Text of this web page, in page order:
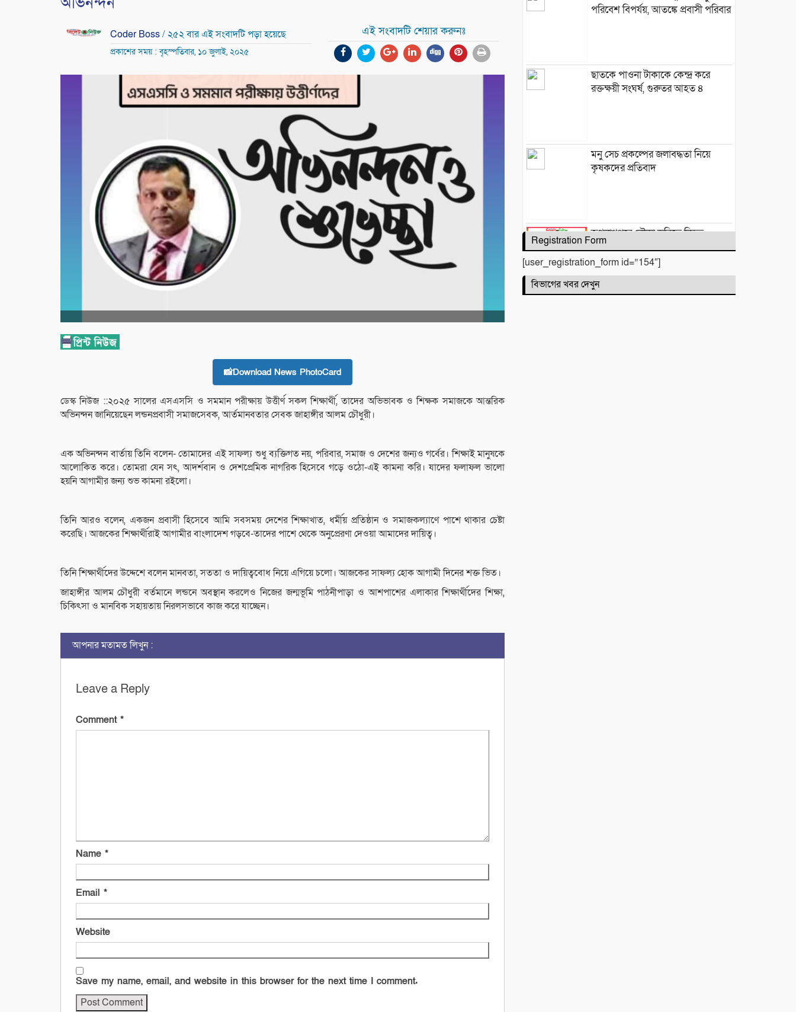
Coder Boss/ ২৫২ বার এই সংবাদটি পড়া হয়েছে
প্রকাশের সময় : বৃহস্পতিবার, ১০ জুলাই, ২০২৫
এই সংবাদটি শেয়ার করুনঃ
📸Download News PhotoCard
ডেস্ক নিউজ ::২০২৫ সালের এসএসসি ও সমমান পরীক্ষায় উত্তীর্ণ সকল শিক্ষার্থী, তাদের অভিভাবক ও শিক্ষক সমাজকে আন্তরিক
অভিনন্দন জানিয়েছেন লন্ডনপ্রবাসী সমাজসেবক, আর্তমানবতার সেবক জাহাঙ্গীর আলম চৌধুরী।
এক অভিনন্দন বার্তায় তিনি বলেন- তোমাদের এই সাফল্য শুধু ব্যক্তিগত নয়, পরিবার, সমাজ ও দেশের জন্যও গর্বের। শিক্ষাই মানুষকে
আলোকিত করে। তোমরা যেন সৎ, আদর্শবান ও দেশপ্রেমিক নাগরিক হিসেবে গড়ে ওঠো-এই কামনা করি। যাদের ফলাফল ভালো
হয়নি আগামীর জন্য শুভ কামনা রইলো।
তিনি আরও বলেন, একজন প্রবাসী হিসেবে আমি সবসময় দেশের শিক্ষাখাত, ধর্মীয় প্রতিষ্ঠান ও সমাজকল্যাণে পাশে থাকার চেষ্টা
করেছি। আজকের শিক্ষার্থীরাই আগামীর বাংলাদেশ গড়বে-তাদের পাশে থেকে অনুপ্রেরণা দেওয়া আমাদের দায়িত্ব।
তিনি শিক্ষার্থীদের উদ্দেশে বলেন মানবতা, সততা ও দায়িত্ববোধ নিয়ে এগিয়ে চলো। আজকের সাফল্য হোক আগামী দিনের শক্ত ভিত।
জাহাঙ্গীর আলম চৌধুরী বর্তমানে লন্ডনে অবস্থান করলেও নিজের জন্মভূমি পাঠনীপাড়া ও আশপাশের এলাকার শিক্ষার্থীদের শিক্ষা,
চিকিৎসা ও মানবিক সহায়তায় নিরলসভাবে কাজ করে যাচ্ছেন।
আপনার মতামত লিখুন :
Leave a Reply
Comment *
Name *
Email *
Website
Save my name, email, and website in this browser for the next time I comment.
পরিবেশ বিপর্যয়, আতঙ্কে প্রবাসী পরিবার
‎​ছাতকে পাওনা টাকাকে কেন্দ্র করে
রক্তক্ষয়ী সংঘর্ষ, গুরুতর আহত ৪
মনু সেচ প্রকল্পের জলাবদ্ধতা নিয়ে
কৃষকদের প্রতিবাদ
জগন্নাথপুরে নৌকা ডুবিতে নিহত
পরিবারের পাশে হিন্দু বৌদ্ধ খ্রিস্টান
ঐক্য পরিষদ ও পূজা উদযাপন
পরিষদের নেতৃবৃন্দ
​বানারীপাড়া বন্দর মডেল সরকারি
Registration Form
[user_registration_form id=”154″]
বিভাগের খবর দেখুন